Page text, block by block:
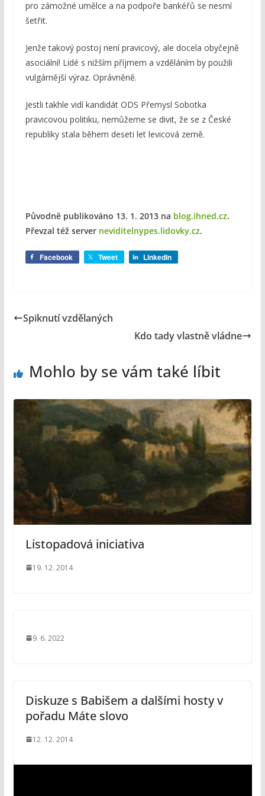
pro zámožné umělce a na podpoře bankéřů se nesmí
šetřit.
Jenže takový postoj není pravicový, ale docela obyčejně
asociální! Lidé s nižším příjmem a vzděláním by použili
vulgárnější výraz. Oprávněně.
Jestli takhle vidí kandidát ODS Přemysl Sobotka
pravicovou politiku, nemůžeme se divit, že se z České
republiky stala během deseti let levicová země.
Původně publikováno 13. 1. 2013na blog.ihned.cz.
Převzal též server neviditelnypes.lidovky.cz.
Facebook Tweet LinkedIn
Spiknutí vzdělaných
Kdo tady vlastně vládne
Mohlo by se vám také líbit
Listopadová iniciativa
19. 12. 2014
9. 6. 2022
Diskuze s Babišem a dalšími hosty v
pořadu Máte slovo
12. 12. 2014